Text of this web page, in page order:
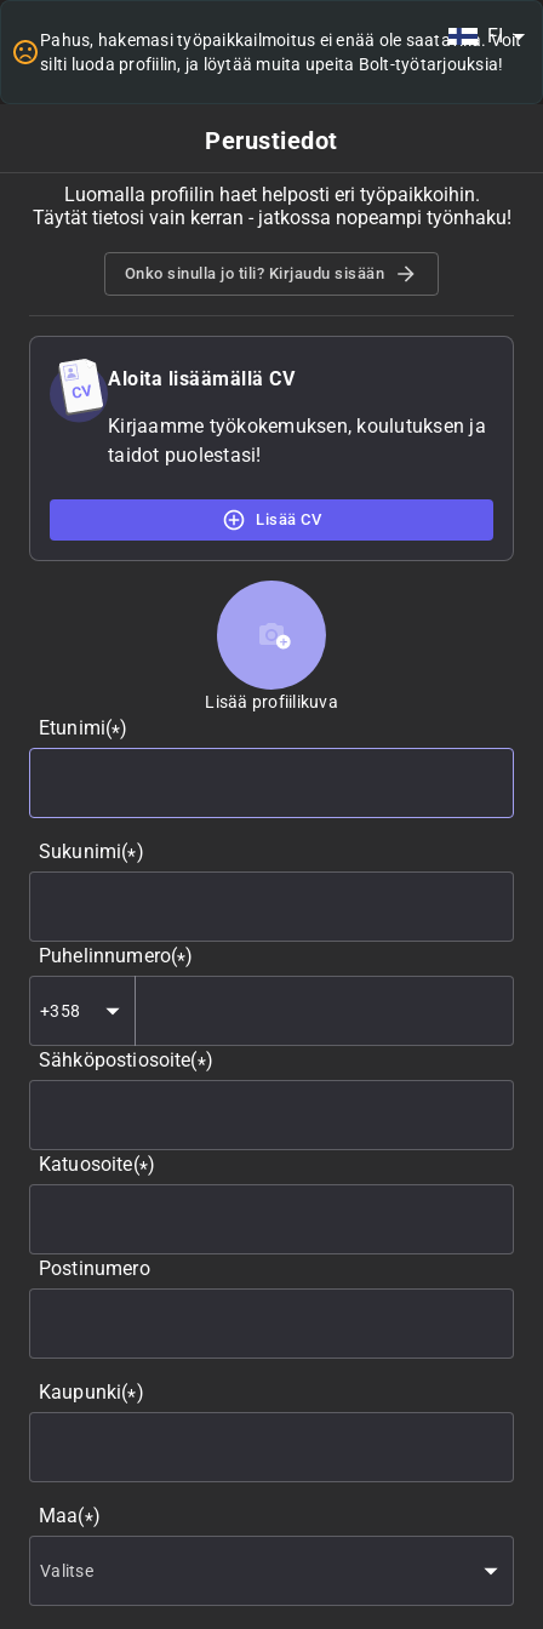
FI
Pahus, hakemasi työpaikkailmoitus ei enää ole saatavilla. Voit
silti luoda profiilin, ja löytää muita upeita Bolt-työtarjouksia!
Perustiedot
Luomalla profiilin haet helposti eri työpaikkoihin.
Täytät tietosi vain kerran - jatkossa nopeampi työnhaku!
Onko sinulla jo tili? Kirjaudu sisään
Aloita lisäämällä CV
Kirjaamme työkokemuksen, koulutuksen ja
taidot puolestasi!
Lisää CV
Lisää profiilikuva
Lisää profiilikuva
Etunimi(*)
Sukunimi(*)
Puhelinnumero(*)
Sähköpostiosoite(*)
Katuosoite(*)
Postinumero
Kaupunki(*)
Maa(*)